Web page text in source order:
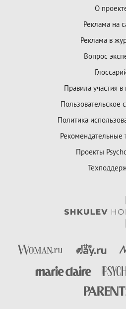
О
Реклама на
Реклама в
Вопрос
Правила участия в
Пользовательское
Политика
Рекомендательные
Проекты